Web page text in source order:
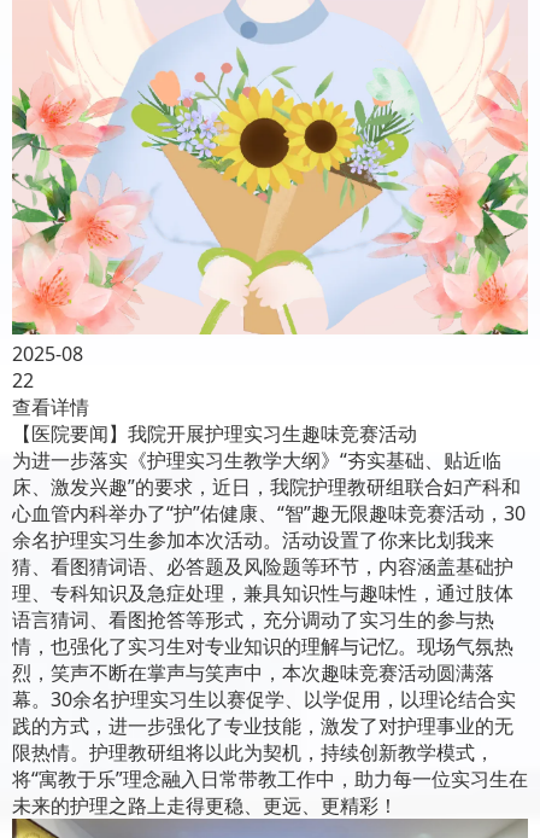
2025-08
22
查看详情
【医院要闻】我院开展护理实习生趣味竞赛活动
为进一步落实《护理实习生教学大纲》“夯实基础、贴近临
床、激发兴趣”的要求，近日，我院护理教研组联合妇产科和
心血管内科举办了“护”佑健康、“智”趣无限趣味竞赛活动，30
余名护理实习生参加本次活动。活动设置了你来比划我来
猜、看图猜词语、必答题及风险题等环节，内容涵盖基础护
理、专科知识及急症处理，兼具知识性与趣味性，通过肢体
语言猜词、看图抢答等形式，充分调动了实习生的参与热
情，也强化了实习生对专业知识的理解与记忆。现场气氛热
烈，笑声不断在掌声与笑声中，本次趣味竞赛活动圆满落
幕。30余名护理实习生以赛促学、以学促用，以理论结合实
践的方式，进一步强化了专业技能，激发了对护理事业的无
限热情。护理教研组将以此为契机，持续创新教学模式，
将“寓教于乐”理念融入日常带教工作中，助力每一位实习生在
未来的护理之路上走得更稳、更远、更精彩！